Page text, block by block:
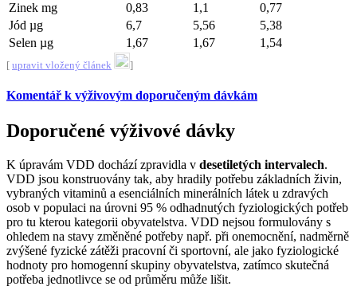
Zinek mg
0,83 1,1
0,77
Jód µg
6,7 5,56
5,38
Selen µg
1,67 1,67 1,54
[ upravit vložený článek ]
Komentář k výživovým doporučeným dávkám
Doporučené výživové dávky
K úpravám VDD dochází zpravidla v desetiletých intervalech.
VDD jsou konstruovány tak, aby hradily potřebu základních živin,
vybraných vitaminů a esenciálních minerálních látek u zdravých
osob v populaci na úrovni 95 % odhadnutých fyziologických potřeb
pro tu kterou kategorii obyvatelstva. VDD nejsou formulovány s
ohledem na stavy změněné potřeby např. při onemocnění, nadměrně
zvýšené fyzické zátěži pracovní či sportovní, ale jako fyziologické
hodnoty pro homogenní skupiny obyvatelstva, zatímco skutečná
potřeba jednotlivce se od průměru může lišit.